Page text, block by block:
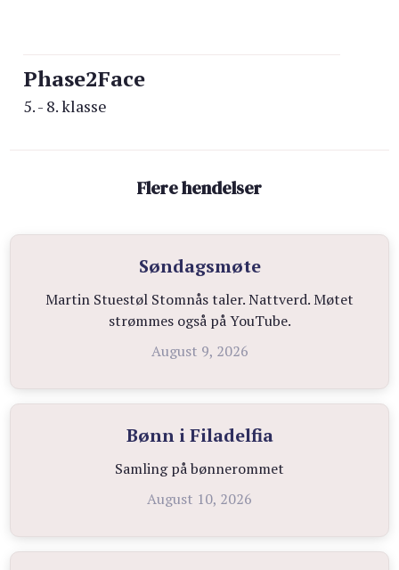
Phase2Face
5. - 8. klasse
Flere hendelser
Søndagsmøte
Martin Stuestøl Stomnås taler. Nattverd. Møtet
strømmes også på YouTube.
August 9, 2026
Bønn i Filadelfia
Samling på bønnerommet
August 10, 2026